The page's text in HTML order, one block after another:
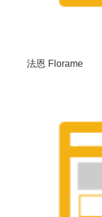
法恩 Florame